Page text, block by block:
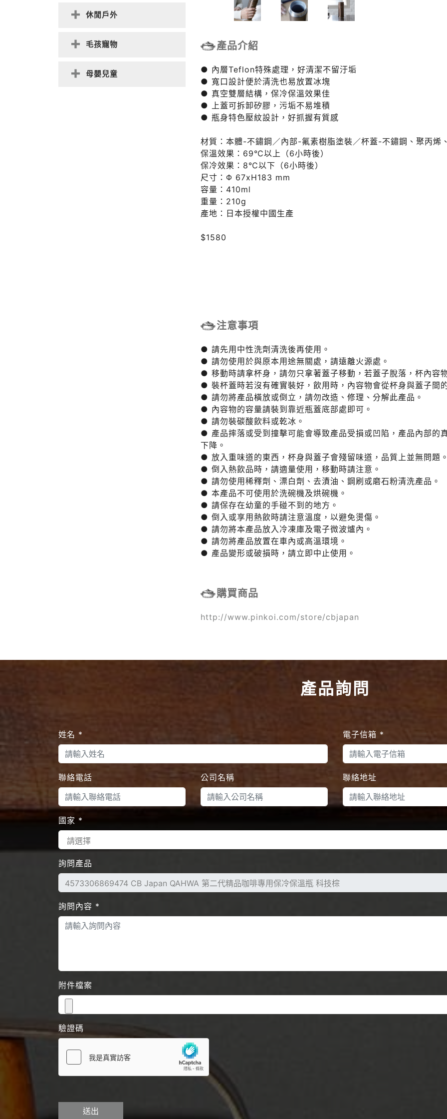
休閒戶外
毛孩寵物
母嬰兒童
產品介紹
● 內層Teflon特殊處理，好清潔不留汙垢
● 寬口設計便於清洗也易放置冰塊
● 真空雙層結構，保冷保溫效果佳
● 上蓋可拆卸矽膠，污垢不易堆積
● 瓶身特色壓紋設計，好抓握有質感
材質：本體-不鏽鋼／內部-氟素樹脂塗裝／杯蓋-不鏽鋼、聚丙烯
保溫效果：69℃以上（6小時後）
保冷效果：8℃以下（6小時後）
尺寸：Φ 67xH183 mm
容量：410ml
重量：210g
產地：日本授權中國生產
$1580
注意事項
● 請先用中性洗劑清洗後再使用。
● 請勿使用於與原本用途無關處，請遠離火源處。
● 移動時請拿杯身，請勿只拿著蓋子移動，若蓋子脫落，杯內容
● 裝杯蓋時若沒有確實裝好，飲用時，內容物會從杯身與蓋子間
● 請勿將產品橫放或倒立，請勿改造、修理、分解此產品。
● 內容物的容量請裝到靠近瓶蓋底部處即可。
● 請勿裝碳酸飲料或乾冰。
● 產品摔落或受到撞擊可能會導致產品受損或凹陷，產品內部的
下降。
● 放入重味道的東西，杯身與蓋子會殘留味道，品質上並無問題
● 倒入熱飲品時，請適量使用，移動時請注意。
● 請勿使用稀釋劑、漂白劑、去漬油、鋼刷或磨石粉清洗產品。
● 本產品不可使用於洗碗機及烘碗機。
● 請保存在幼童的手碰不到的地方。
● 倒入或享用熱飲時請注意溫度，以避免燙傷。
● 請勿將本產品放入冷凍庫及電子微波爐內。
● 請勿將產品放置在車內或高溫環境。
● 產品變形或破損時，請立即中止使用。
購買商品
http://www.pinkoi.com/store/cbjapan
產品詢問
姓名 * 電子信箱 *
聯絡電話 公司名稱 聯絡地址
國家 *
詢問產品
詢問內容 *
附件檔案
驗證碼
送出